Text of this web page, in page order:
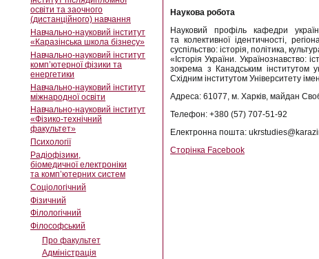
освіти та заочного
(дистанційного) навчання
Навчально-науковий інститут
«Каразінська школа бізнесу»
Навчально-науковий інститут
комп’ютерної фізики та
енергетики
Навчально-науковий інститут
міжнародної освіти
Навчально-науковий інститут
«Фізико-технічний
факультет»
Психології
Радіофізики,
біомедичної електроніки
та комп’ютерних систем
Соціологічний
Фізичний
Філологічний
Філософський
Про факультет
Адміністрація
Наукова робота
Науковий профіль кафедри
та колективної ідентичності,
суспільство: історія, політика,
«Історія України. Українознавство:
зокрема з Канадським інститутом
Східним інститутом Університету
Адреса: 61077, м. Харків, майдан
Телефон: +380 (57) 707-51-92
Електронна пошта:
Сторінка Facebook